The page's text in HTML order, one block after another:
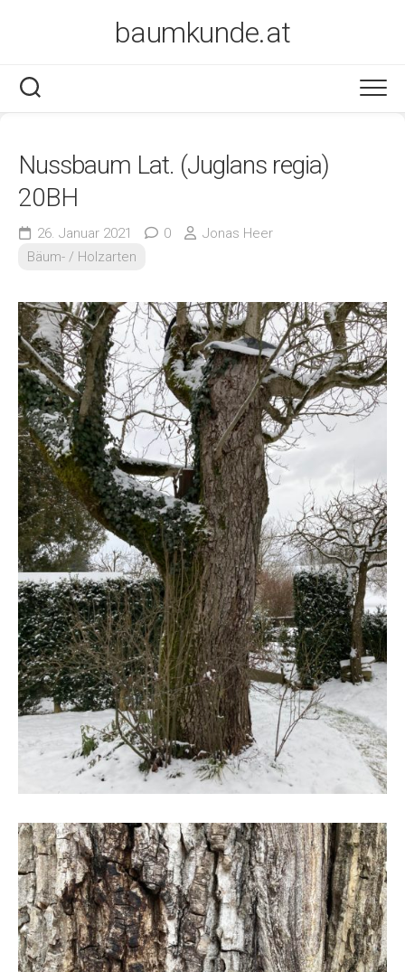
baumkunde.at
Nussbaum Lat. (Juglans regia)
20BH
26. Januar 2021 0
Jonas Heer
Bäum- / Holzarten